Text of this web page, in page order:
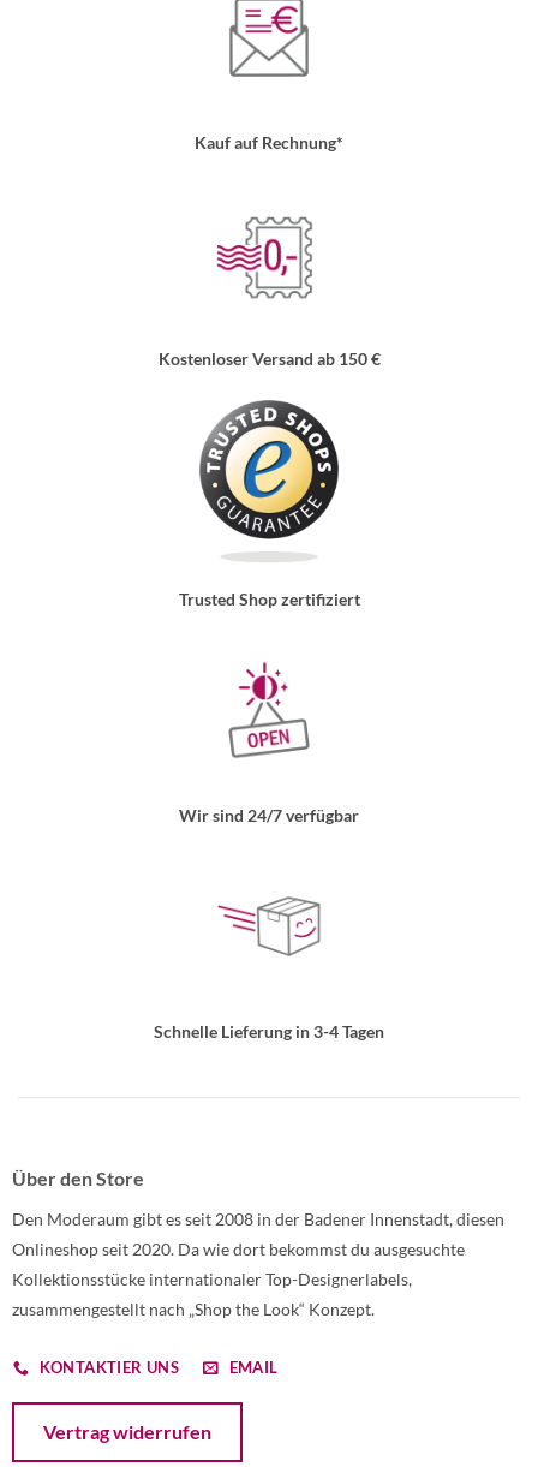
Kauf auf Rechnung*
Kostenloser Versand ab 150 €
Trusted Shop zertifiziert
Wir sind 24/7 verfügbar
Schnelle Lieferung in 3-4 Tagen
Über den Store
Den Moderaum gibt es seit 2008 in der Badener Innenstadt, diesen
Onlineshop seit 2020. Da wie dort bekommst du ausgesuchte
Kollektionsstücke internationaler Top-Designerlabels,
zusammengestellt nach „Shop the Look“ Konzept.
KONTAKTIER UNS EMAIL
Vertrag widerrufen